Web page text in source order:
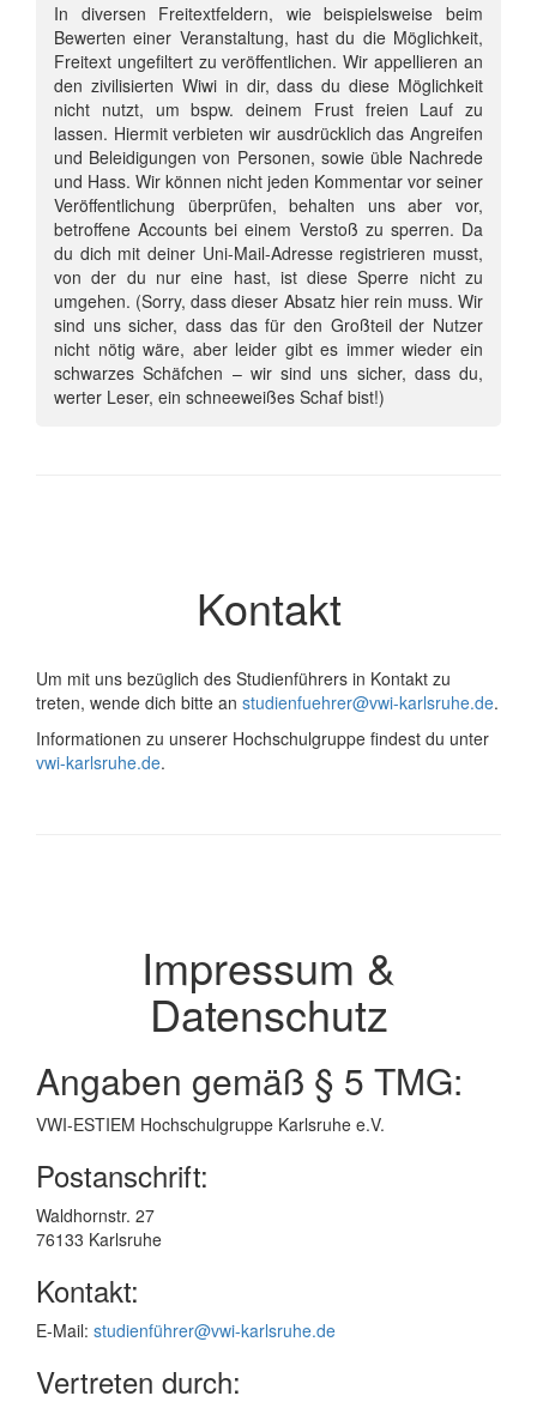
In diversen Freitextfeldern, wie beispielsweise beim
Bewerten einer Veranstaltung, hast du die Möglichkeit,
Freitext ungefiltert zu veröffentlichen. Wir appellieren an
den zivilisierten Wiwi in dir, dass du diese Möglichkeit
nicht nutzt, um bspw. deinem Frust freien Lauf zu
lassen. Hiermit verbieten wir ausdrücklich das Angreifen
und Beleidigungen von Personen, sowie üble Nachrede
und Hass. Wir können nicht jeden Kommentar vor seiner
Veröffentlichung überprüfen, behalten uns aber vor,
betroffene Accounts bei einem Verstoß zu sperren. Da
du dich mit deiner Uni-Mail-Adresse registrieren musst,
von der du nur eine hast, ist diese Sperre nicht zu
umgehen. (Sorry, dass dieser Absatz hier rein muss. Wir
sind uns sicher, dass das für den Großteil der Nutzer
nicht nötig wäre, aber leider gibt es immer wieder ein
schwarzes Schäfchen – wir sind uns sicher, dass du,
werter Leser, ein schneeweißes Schaf bist!)
Kontakt
Um mit uns bezüglich des Studienführers in Kontakt zu
treten, wende dich bitte an studienfuehrer@vwi-karlsruhe.de.
Informationen zu unserer Hochschulgruppe findest du unter
vwi-karlsruhe.de.
Impressum &
Datenschutz
Angaben gemäß § 5 TMG:
VWI-ESTIEM Hochschulgruppe Karlsruhe e.V.
Postanschrift:
Waldhornstr. 27
76133 Karlsruhe
Kontakt:
E-Mail: studienführer@vwi-karlsruhe.de
Vertreten durch: